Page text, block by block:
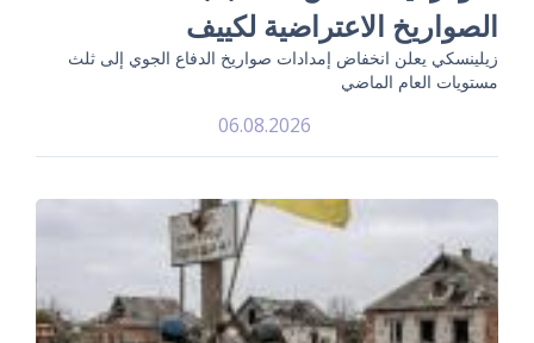
الصواريخ الاعتراضية لكييف
زيلينسكي يعلن انخفاض إمدادات صواريخ الدفاع الجوي إلى ثلث
مستويات العام الماضي
06.08.2026